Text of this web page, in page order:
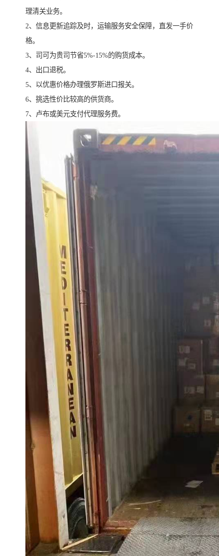
理清关业务。
2、信息更新追踪及时，运输服务安全保障，直发一手价
格。
3、司可为贵司节省5%-15%的购货成本。
4、出口退税。
5、以优惠价格办理俄罗斯进口报关。
6、挑选性价比较高的供货商。
7、卢布或美元支付代理服务费。